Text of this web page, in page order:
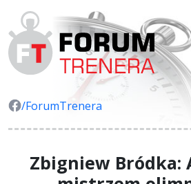
/ForumTrenera
Zbigniew Bródka: